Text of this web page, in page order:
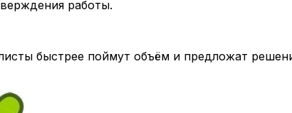
работы.
быстрее поймут объём и предложат